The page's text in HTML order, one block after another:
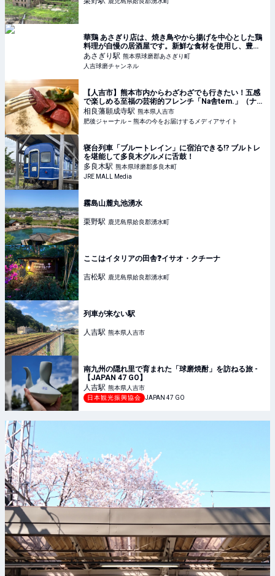
華鶏 あさぎり店は、焼き鳥やから揚げを中心とした鶏
料理が自慢の居酒屋です。新鮮な食材を使用し、豊富
なメニューとお酒を提供しています
あさぎり駅 熊本県球磨郡あさぎり町
人吉球磨チャンネル
【人吉市】熊本市内からわざわざでも行きたい！五感
で楽しめる至福の芸術的フレンチ「Na舎tem.」（ナシ
ャトン） | 肥後ジャーナル – 熊本の今をお届けするメ
ディアサイト
相良藩願成寺駅 熊本県人吉市
肥後ジャーナル – 熊本の今をお届けするメディアサイト
寝台列車「ブルートレイン」に宿泊できる⁉ ブルトレ
を堪能して多良木グルメに舌鼓！
多良木駅 熊本県球磨郡多良木町
JRE MALL Media
霧島山麓丸池湧水
栗野駅 鹿児島県姶良郡湧水町
ここはイタリアの田舎❓イサオ・クチーナ
吉松駅 鹿児島県姶良郡湧水町
列車が来ない駅
人吉駅 熊本県人吉市
南九州の隠れ里で育まれた「球磨焼酎」を訪ねる旅 -
【JAPAN 47 GO】
人吉駅 熊本県人吉市
日本観光振興協会
JAPAN 47 GO